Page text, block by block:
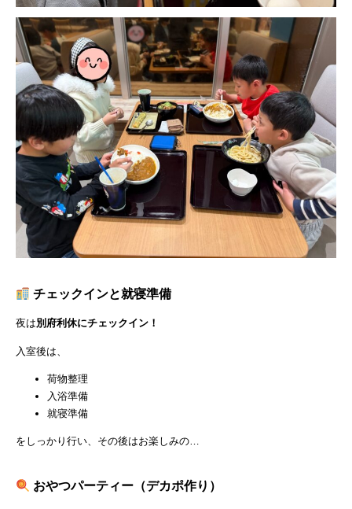
チェックインと就寝準備
夜は別府利休にチェックイン！
入室後は、
荷物整理
入浴準備
就寝準備
をしっかり行い、その後はお楽しみの…
おやつパーティー（デカポ作り）